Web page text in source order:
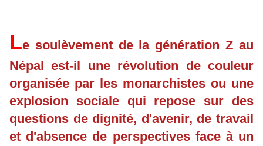
Le soulèvement de la génération Z au
Népal est-il une révolution de couleur
organisée par les monarchistes ou une
explosion sociale qui repose sur des
questions de dignité, d'avenir, de travail
et d'absence de perspectives face à un